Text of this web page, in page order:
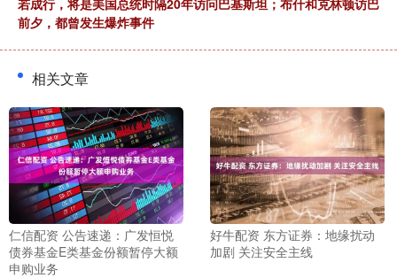
若成行，将是美国总统时隔20年访问巴基斯坦；布什和克林顿访巴
前夕，都曾发生爆炸事件
相关文章
仁信配资 公告速递：广发恒悦
债券基金E类基金份额暂停大额
申购业务
好牛配资 东方证券：地缘扰动
加剧 关注安全主线